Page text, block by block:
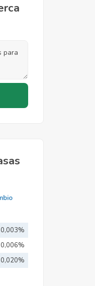
0,003%
0,006%
0,020%